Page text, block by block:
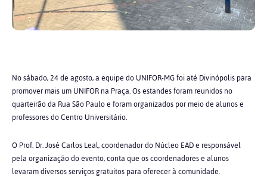
No sábado, 24 de agosto, a equipe do UNIFOR-MG foi até Divinópolis para
promover mais um UNIFOR na Praça. Os estandes foram reunidos no
quarteirão da Rua São Paulo e foram organizados por meio de alunos e
professores do Centro Universitário.
O Prof. Dr. José Carlos Leal, coordenador do Núcleo EAD e responsável
pela organização do evento, conta que os coordenadores e alunos
levaram diversos serviços gratuitos para oferecer à comunidade.